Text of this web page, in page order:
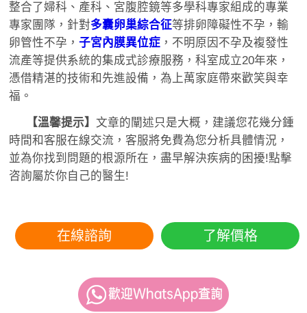
整合了婦科、產科、宮腹腔鏡等多學科專家組成的專業
專家團隊，針對多囊卵巢綜合征等排卵障礙性不孕，輸
卵管性不孕， 子宮內膜異位症，不明原因不孕及複發性
流產等提供系統的集成式診療服務，科室成立20年來，
憑借精湛的技術和先進設備，為上萬家庭帶來歡笑與幸
福。
【溫馨提示】文章的闡述只是大概，建議您花幾分鍾
時間和客服在線交流，客服將免費為您分析具體情況，
並為你找到問題的根源所在，盡早解決疾病的困擾!點擊
咨詢屬於你自己的醫生!
在線諮詢 了解價格